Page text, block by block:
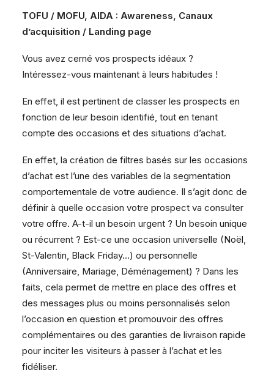
TOFU / MOFU, AIDA : Awareness, Canaux
d’acquisition / Landing page
Vous avez cerné vos prospects idéaux ?
Intéressez-vous maintenant à leurs habitudes !
En effet, il est pertinent de classer les prospects en
fonction de leur besoin identifié, tout en tenant
compte des occasions et des situations d’achat.
En effet, la création de filtres basés sur les occasions
d’achat est l’une des variables de la segmentation
comportementale de votre audience. Il s’agit donc de
définir à quelle occasion votre prospect va consulter
votre offre. A-t-il un besoin urgent ? Un besoin unique
ou récurrent ? Est-ce une occasion universelle (Noël,
St-Valentin, Black Friday…) ou personnelle
(Anniversaire, Mariage, Déménagement) ? Dans les
faits, cela permet de mettre en place des offres et
des messages plus ou moins personnalisés selon
l’occasion en question et promouvoir des offres
complémentaires ou des garanties de livraison rapide
pour inciter les visiteurs à passer à l’achat et les
fidéliser.